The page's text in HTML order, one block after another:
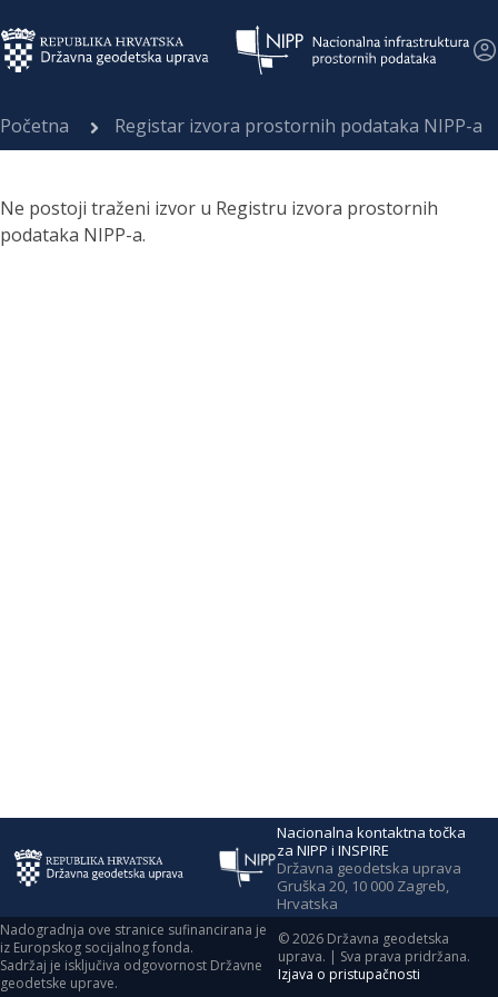
Početna Registar izvora prostornih podataka NIPP-a
Ne postoji traženi izvor u Registru izvora prostornih
podataka NIPP-a.
Nacionalna kontaktna točka
za NIPP i INSPIRE
Državna geodetska uprava
Gruška 20, 10 000 Zagreb,
Hrvatska
Nadogradnja ove stranice sufinancirana je
iz Europskog socijalnog fonda.
Sadržaj je isključiva odgovornost Državne
geodetske uprave.
©2026 Državna geodetska
uprava. | Sva prava pridržana.
Izjava o pristupačnosti